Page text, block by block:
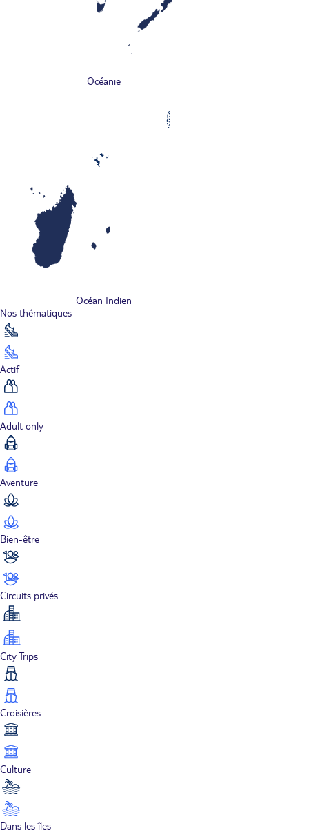
Océanie
Océan Indien
Nos thématiques
Actif
Adult only
Aventure
Bien-être
Circuits privés
City Trips
Croisières
Culture
Dans les îles